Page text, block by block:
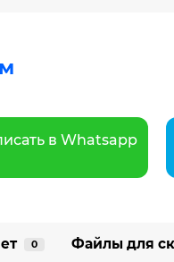
в Whatsapp
0 Файлы для